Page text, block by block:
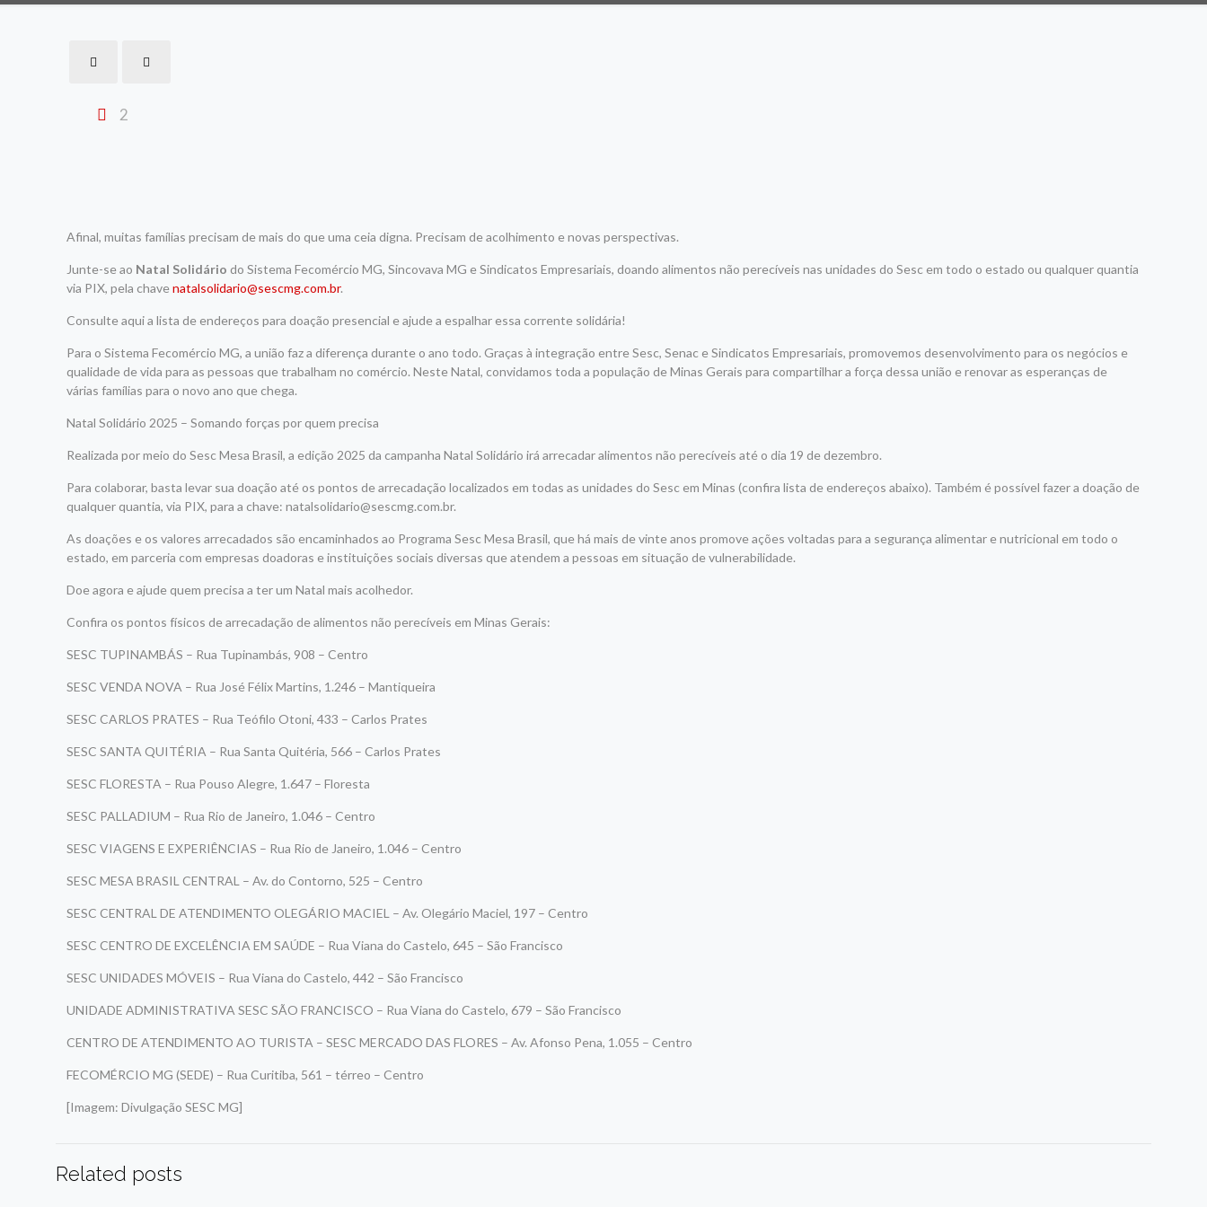
2
Afinal, muitas famílias precisam de mais do que uma ceia digna. Precisam de acolhimento e novas perspectivas.
Junte-se ao Natal Solidário do Sistema Fecomércio MG, Sincovava MG e Sindicatos Empresariais, doando alimentos não perecíveis nas unidades do Sesc em todo o estado ou qualquer quantia
via PIX, pela chavenatalsolidario@sescmg.com.br.
Consulte aqui a lista de endereços para doação presencial e ajude a espalhar essa corrente solidária!
Para o Sistema Fecomércio MG, a união faz a diferença durante o ano todo. Graças à integração entre Sesc, Senac e Sindicatos Empresariais, promovemos desenvolvimento para os negócios e
qualidade de vida para as pessoas que trabalham no comércio. Neste Natal, convidamos toda a população de Minas Gerais para compartilhar a força dessa união e renovar as esperanças de
várias famílias para o novo ano que chega.
Natal Solidário 2025 – Somando forças por quem precisa
Realizada por meio do Sesc Mesa Brasil, a edição 2025 da campanha Natal Solidário irá arrecadar alimentos não perecíveis até o dia 19 de dezembro.
Para colaborar, basta levar sua doação até os pontos de arrecadação localizados em todas as unidades do Sesc em Minas (confira lista de endereços abaixo). Também é possível fazer a doação de
qualquer quantia, via PIX, para a chave: natalsolidario@sescmg.com.br.
As doações e os valores arrecadados são encaminhados ao Programa Sesc Mesa Brasil, que há mais de vinte anos promove ações voltadas para a segurança alimentar e nutricional em todo o
estado, em parceria com empresas doadoras e instituições sociais diversas que atendem a pessoas em situação de vulnerabilidade.
Doe agora e ajude quem precisa a ter um Natal mais acolhedor.
Confira os pontos físicos de arrecadação de alimentos não perecíveis em Minas Gerais:
SESC TUPINAMBÁS – Rua Tupinambás, 908 – Centro
SESC VENDA NOVA – Rua José Félix Martins, 1.246 – Mantiqueira
SESC CARLOS PRATES – Rua Teófilo Otoni, 433 – Carlos Prates
SESC SANTA QUITÉRIA – Rua Santa Quitéria, 566 – Carlos Prates
SESC FLORESTA – Rua Pouso Alegre, 1.647 – Floresta
SESC PALLADIUM – Rua Rio de Janeiro, 1.046 – Centro
SESC VIAGENS E EXPERIÊNCIAS – Rua Rio de Janeiro, 1.046 – Centro
SESC MESA BRASIL CENTRAL – Av. do Contorno, 525 – Centro
SESC CENTRAL DE ATENDIMENTO OLEGÁRIO MACIEL – Av. Olegário Maciel, 197 – Centro
SESC CENTRO DE EXCELÊNCIA EM SAÚDE – Rua Viana do Castelo, 645 – São Francisco
SESC UNIDADES MÓVEIS – Rua Viana do Castelo, 442 – São Francisco
UNIDADE ADMINISTRATIVA SESC SÃO FRANCISCO – Rua Viana do Castelo, 679 – São Francisco
CENTRO DE ATENDIMENTO AO TURISTA – SESC MERCADO DAS FLORES – Av. Afonso Pena, 1.055 – Centro
FECOMÉRCIO MG (SEDE) – Rua Curitiba, 561 – térreo – Centro
[Imagem: Divulgação SESC MG]
Related posts